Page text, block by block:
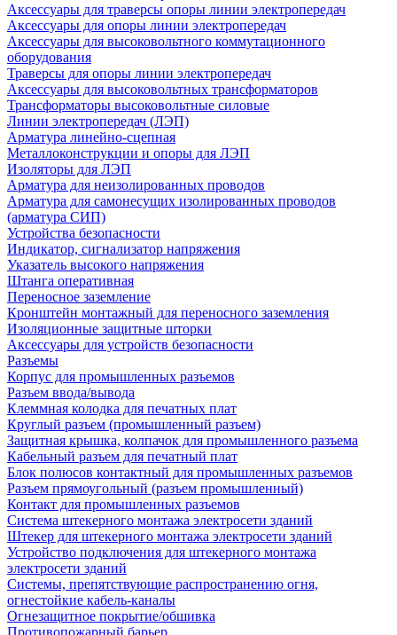
Аксессуары для траверсы опоры линии электропередач
Аксессуары для опоры линии электропередач
Аксессуары для высоковольтного коммутационного
оборудования
Траверсы для опоры линии электропередач
Аксессуары для высоковольтных трансформаторов
Трансформаторы высоковольтные силовые
Линии электропередач (ЛЭП)
Арматура линейно-сцепная
Металлоконструкции и опоры для ЛЭП
Изоляторы для ЛЭП
Арматура для неизолированных проводов
Арматура для самонесущих изолированных проводов
(арматура СИП)
Устройства безопасности
Индикатор, сигнализатор напряжения
Указатель высокого напряжения
Штанга оперативная
Переносное заземление
Кронштейн монтажный для переносного заземления
Изоляционные защитные шторки
Аксессуары для устройств безопасности
Разъемы
Корпус для промышленных разъемов
Разъем ввода/вывода
Клеммная колодка для печатных плат
Круглый разъем (промышленный разъем)
Защитная крышка, колпачок для промышленного разъема
Кабельный разъем для печатный плат
Блок полюсов контактный для промышленных разъемов
Разъем прямоугольный (разъем промышленный)
Контакт для промышленных разъемов
Система штекерного монтажа электросети зданий
Штекер для штекерного монтажа электросети зданий
Устройство подключения для штекерного монтажа
электросети зданий
Системы, препятствующие распространению огня,
огнестойкие кабель-каналы
Огнезащитное покрытие/обшивка
Противопожарный барьер